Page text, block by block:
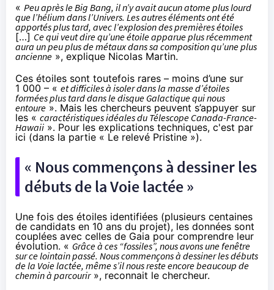
« Peu après le Big Bang, il n’y avait aucun atome plus lourd
que l’hélium dans l’Univers. Les autres éléments ont été
apportés plus tard, avec l’explosion des premières étoiles
[…] Ce qui veut dire qu’une étoile apparue plus récemment
aura un peu plus de métaux dans sa composition qu’une plus
ancienne », explique Nicolas Martin.
Ces étoiles sont toutefois rares – moins d’une sur
1 000 – « et difficiles à isoler dans la masse d’étoiles
formées plus tard dans le disque Galactique qui nous
entoure ». Mais les chercheurs peuvent s’appuyer sur
les « caractéristiques idéales du Télescope Canada-France-
Hawaii ». Pour les explications techniques, c'est par
ici (dans la partie « Le relevé Pristine »).
« Nous commençons à dessiner les
débuts de la Voie lactée »
Une fois des étoiles identifiées (plusieurs centaines
de candidats en 10 ans du projet), les données sont
couplées avec celles de Gaia pour comprendre leur
évolution. « Grâce à ces “fossiles”, nous avons une fenêtre
sur ce lointain passé. Nous commençons à dessiner les débuts
de la Voie lactée, même s’il nous reste encore beaucoup de
chemin à parcourir», reconnait le chercheur.